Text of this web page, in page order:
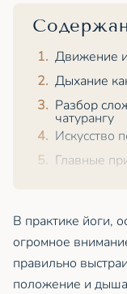
Движение
Дыхание
Разбор
чатурангу
Искусство
Главные
В практике йоги,
огромное
правильно
положение и